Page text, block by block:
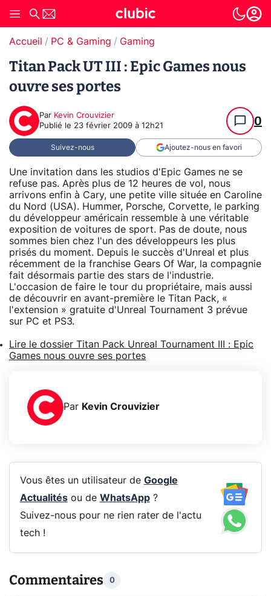
Accueil PC & Gaming Gaming
Titan Pack UT III : Epic Games nous
ouvre ses portes
Par Kevin Crouvizier
Publié le 23 février 2009 à 12h21 0
Suivez-nous Ajoutez-nous en favori
Une invitation dans les studios d'Epic Games ne se
refuse pas. Après plus de 12 heures de vol, nous
arrivons enfin à Cary, une petite ville située en Caroline
du Nord (USA). Hummer, Porsche, Corvette, le parking
du développeur américain ressemble à une véritable
exposition de voitures de sport. Pas de doute, nous
sommes bien chez l'un des développeurs les plus
prisés du moment. Depuis le succès d'Unreal et plus
récemment de la franchise Gears Of War, la compagnie
fait désormais partie des stars de l'industrie.
L'occasion de faire le tour du propriétaire, mais aussi
de découvrir en avant-première le Titan Pack, «
l'extension » gratuite d'Unreal Tournament 3 prévue
sur PC et PS3.
Lire le dossier Titan Pack Unreal Tournament III : Epic
Games nous ouvre ses portes
Par Kevin Crouvizier
Vous êtes un utilisateur de Google
Actualitésou de WhatsApp?
Suivez-nous pour ne rien rater de l'actu
tech !
Commentaires 0